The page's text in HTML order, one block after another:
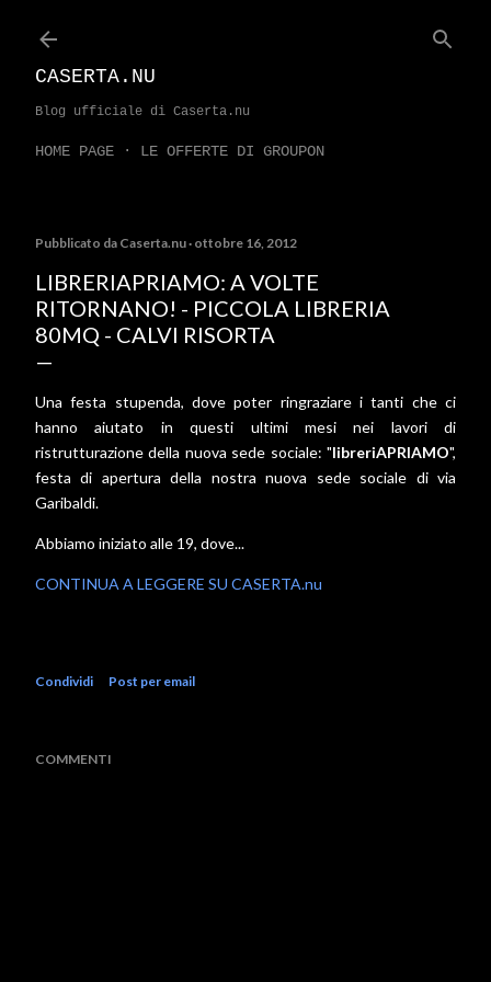
CASERTA.NU
Blog ufficiale di Caserta.nu
HOME PAGE LE OFFERTE DI GROUPON
Pubblicato da Caserta.nu ottobre 16, 2012
LIBRERIAPRIAMO: A VOLTE
RITORNANO! - PICCOLA LIBRERIA
80MQ - CALVI RISORTA
Una festa stupenda, dove poter ringraziare i tanti che ci
hanno aiutato in questi ultimi mesi nei lavori di
ristrutturazione della nuova sede sociale: "libreriAPRIAMO",
festa di apertura della nostra nuova sede sociale di via
Garibaldi.
Abbiamo iniziato alle 19, dove...
CONTINUA A LEGGERE SU CASERTA.nu
Condividi Post per email
COMMENTI